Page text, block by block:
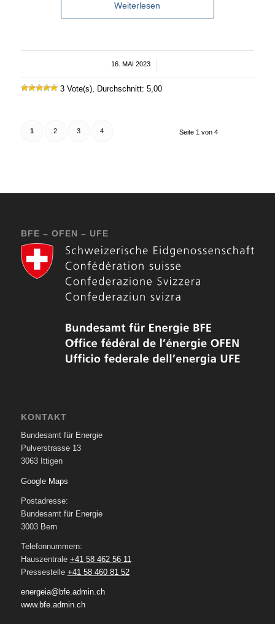
Weiterlesen
16. MAI 2023
/
3 Vote(s), Durchschnitt: 5,00
Seite 1 von 4
1 2 3 4
BFE – OFEN – UFE
KONTAKT
Bundesamt für Energie
Pulverstrasse 13
3063 Ittigen
Google Maps
Postadresse:
Bundesamt für Energie
3003 Bern
Telefonnummern:
Hauszentrale +41 58 462 56 11
Pressestelle +41 58 460 81 52
energeia@bfe.admin.ch
www.bfe.admin.ch